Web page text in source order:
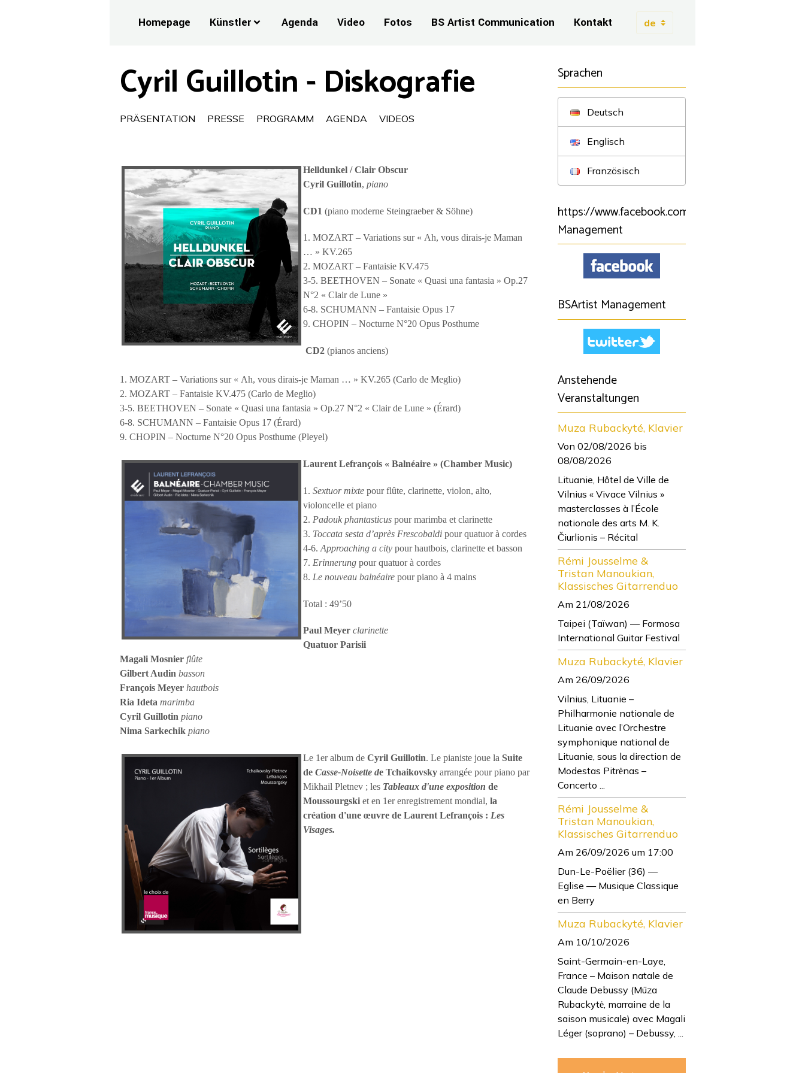
Homepage Künstler Agenda Video Fotos BS Artist Communication Kontakt
Cyril Guillotin - Diskografie
PRÄSENTATION PRESSE PROGRAMM AGENDA VIDEOS
Helldunkel / Clair Obscur
Cyril Guillotin, piano
CD1 (piano moderne Steingraeber & Söhne)
1. MOZART – Variations sur « Ah, vous dirais-je Maman
… » KV.265
2. MOZART – Fantaisie KV.475
3-5. BEETHOVEN – Sonate « Quasi una fantasia » Op.27
N°2 « Clair de Lune »
6-8. SCHUMANN – Fantaisie Opus 17
9. CHOPIN – Nocturne N°20 Opus Posthume
CD2 (pianos anciens)
1. MOZART – Variations sur « Ah, vous dirais-je Maman … » KV.265 (Carlo de Meglio)
2. MOZART – Fantaisie KV.475 (Carlo de Meglio)
3-5. BEETHOVEN – Sonate « Quasi una fantasia » Op.27 N°2 « Clair de Lune » (Érard)
6-8. SCHUMANN – Fantaisie Opus 17 (Érard)
9. CHOPIN – Nocturne N°20 Opus Posthume (Pleyel)
Laurent Lefrançois « Balnéaire » (Chamber Music)
1. Sextuor mixte pour flûte, clarinette, violon, alto,
violoncelle et piano
2. Padouk phantasticus pour marimba et clarinette
3. Toccata sesta d’après Frescobaldi pour quatuor à cordes
4-6. Approaching a city pour hautbois, clarinette et basson
7. Erinnerung pour quatuor à cordes
8. Le nouveau balnéaire pour piano à 4 mains
Total : 49’50
Paul Meyer clarinette
Quatuor Parisii
Magali Mosnier flûte
Gilbert Audin basson
François Meyer hautbois
Ria Ideta marimba
Cyril Guillotin piano
Nima Sarkechik piano
Le 1er album de Cyril Guillotin. Le pianiste joue la Suite
de Casse-Noisette de Tchaikovsky arrangée pour piano par
Mikhail Pletnev ; les Tableaux d'une exposition de
Moussourgski et en 1er enregistrement mondial, la
création d'une œuvre de Laurent Lefrançois : Les
Visages.
Sprachen
Deutsch
Englisch
Französisch
https://www.facebook.com/
Management
BSArtist Management
Anstehende
Veranstaltungen
Muza Rubackyté, Klavier
Von 02/08/2026 bis
08/08/2026
Lituanie, Hôtel de Ville de
Vilnius « Vivace Vilnius »
masterclasses à l’École
nationale des arts M. K.
Čiurlionis – Récital
Rémi Jousselme &
Tristan Manoukian,
Klassisches Gitarrenduo
Am 21/08/2026
Taipei (Taïwan) — Formosa
International Guitar Festival
Muza Rubackyté, Klavier
Am 26/09/2026
Vilnius, Lituanie –
Philharmonie nationale de
Lituanie avec l’Orchestre
symphonique national de
Lituanie, sous la direction de
Modestas Pitrėnas –
Concerto ...
Rémi Jousselme &
Tristan Manoukian,
Klassisches Gitarrenduo
Am 26/09/2026 um 17:00
Dun-Le-Poëlier (36) —
Eglise — Musique Classique
en Berry
Muza Rubackyté, Klavier
Am 10/10/2026
Saint-Germain-en-Laye,
France – Maison natale de
Claude Debussy (Mūza
Rubackytė, marraine de la
saison musicale) avec Magali
Léger (soprano) – Debussy, ...